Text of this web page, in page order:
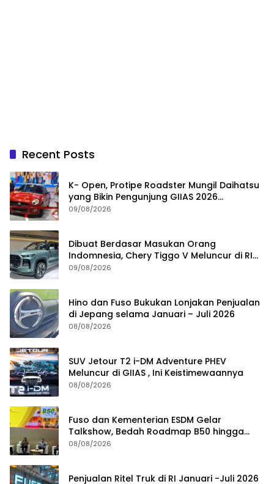
Recent Posts
K- Open, Protipe Roadster Mungil Daihatsu
yang Bikin Pengunjung GIIAS 2026
Penasaran
09/08/2026
Dibuat Berdasar Masukan Orang
Indomnesia, Chery Tiggo V Meluncur di RI
Kuartal IV Tahun Ini
09/08/2026
Hino dan Fuso Bukukan Lonjakan Penjualan
di Jepang selama Januari – Juli 2026
08/08/2026
SUV Jetour T2 i-DM Adventure PHEV
Meluncur di GIIAS , Ini Keistimewaannya
08/08/2026
Fuso dan Kementerian ESDM Gelar
Talkshow, Bedah Roadmap B50 hingga
Dampaknya
08/08/2026
Penjualan Ritel Truk di RI Januari -Juli 2026